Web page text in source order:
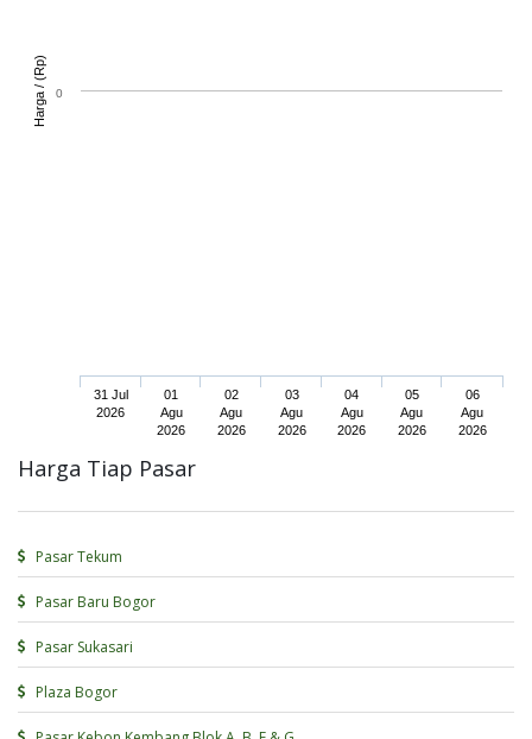
H
a
r
g
a
/
(
R
p
)
31 Jul
2026
01
Agu
2026
02
Agu
2026
03
Agu
2026
04
Agu
2026
05
Agu
2026
06
Agu
2026
0
Harga Tiap Pasar
Pasar Tekum
Pasar Baru Bogor
Pasar Sukasari
Plaza Bogor